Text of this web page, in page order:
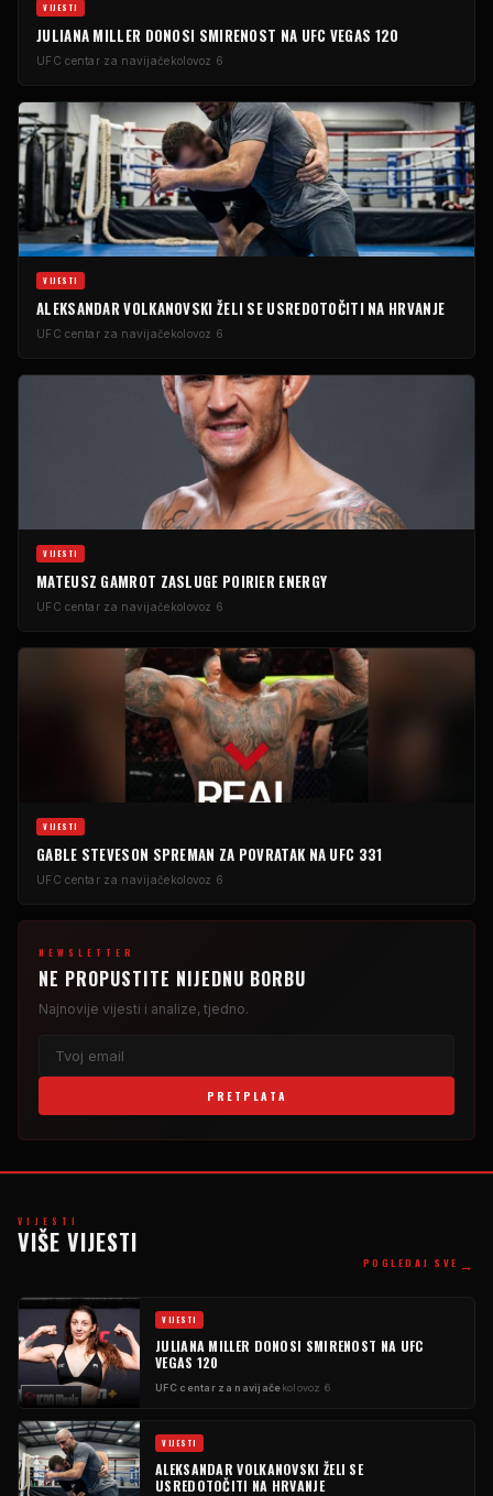
VIJESTI
JULIANA MILLER DONOSI SMIRENOST NA UFC VEGAS 120
UFC centar za navijačekolovoz 6
VIJESTI
ALEKSANDAR VOLKANOVSKI ŽELI SE USREDOTOČITI NA HRVANJE
UFC centar za navijačekolovoz 6
VIJESTI
MATEUSZ GAMROT ZASLUGE POIRIER ENERGY
UFC centar za navijačekolovoz 6
VIJESTI
GABLE STEVESON SPREMAN ZA POVRATAK NA UFC 331
UFC centar za navijačekolovoz 6
NEWSLETTER
NE PROPUSTITE NIJEDNU BORBU
Najnovije vijesti i analize, tjedno.
PRETPLATA
VIJESTI
VIŠE VIJESTI
POGLEDAJ SVE →
VIJESTI
JULIANA MILLER DONOSI SMIRENOST NA UFC
VEGAS 120
UFC centar za navijačekolovoz 6
VIJESTI
ALEKSANDAR VOLKANOVSKI ŽELI SE
USREDOTOČITI NA HRVANJE